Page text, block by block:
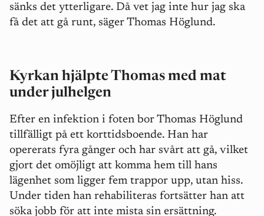
sänks det ytterligare. Då vet jag inte hur jag ska
få det att gå runt, säger Thomas Höglund.
Kyrkan hjälpte Thomas med mat
under julhelgen
Efter en infektion i foten bor Thomas Höglund
tillfälligt på ett korttidsboende. Han har
opererats fyra gånger och har svårt att gå, vilket
gjort det omöjligt att komma hem till hans
lägenhet som ligger fem trappor upp, utan hiss.
Under tiden han rehabiliteras fortsätter han att
söka jobb för att inte mista sin ersättning.